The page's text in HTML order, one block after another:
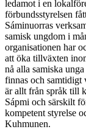
ledamot i en
förbundsstyrelsen
Sáminuorras
samisk ungdom i
organisationen har
att öka tillväxten
nå alla samiska
finnas och samtidigt
är allt från språk till
Sápmi och särskilt
kompetent styrelse
Kuhmunen.